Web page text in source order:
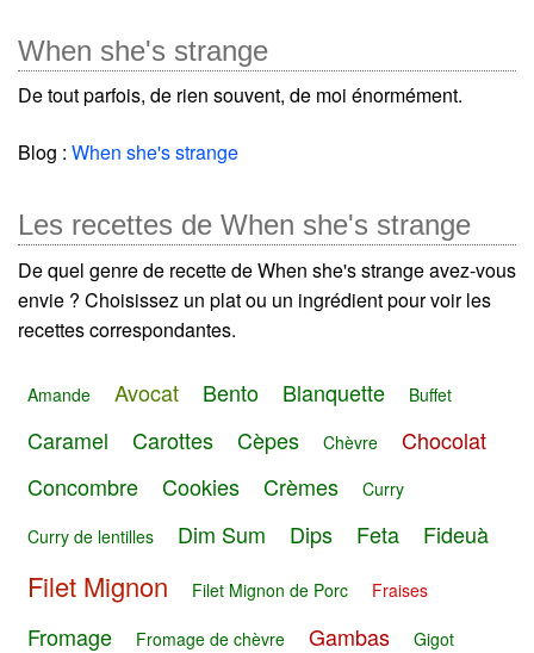
When she's strange
De tout parfois, de rien souvent, de moi énormément.
Blog : When she's strange
Les recettes de When she's strange
De quel genre de recette de When she's strange avez-vous
envie ? Choisissez un plat ou un ingrédient pour voir les
recettes correspondantes.
Amande Avocat Bento Blanquette Buffet
Caramel Carottes Cèpes Chèvre
Chocolat
Concombre
Cookies Crèmes
Curry
Curry de lentilles
Dim Sum Dips Feta Fideuà
Filet Mignon Filet Mignon de Porc Fraises
Fromage Fromage de chèvre Gambas Gigot